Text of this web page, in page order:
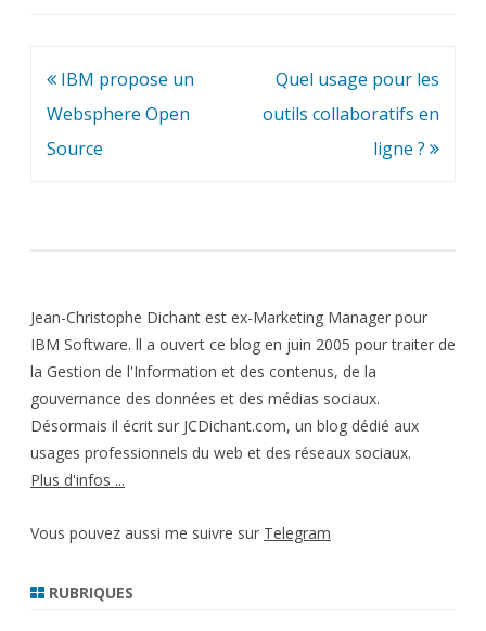
Navigation
de
l’article
IBM propose un
Websphere Open
Source
Quel usage pour les
outils collaboratifs en
ligne ?
Jean-Christophe Dichant est ex-Marketing Manager pour
IBM Software. ll a ouvert ce blog en juin 2005 pour traiter de
la Gestion de l'Information et des contenus, de la
gouvernance des données et des médias sociaux.
Désormais il écrit sur JCDichant.com, un blog dédié aux
usages professionnels du web et des réseaux sociaux.
Plus d'infos ...
Vous pouvez aussi me suivre sur Telegram
RUBRIQUES